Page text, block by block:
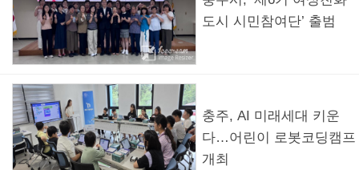
도시 시민참여단’ 출범
충주, AI 미래세대 키운
다…어린이 로봇코딩캠프
개최